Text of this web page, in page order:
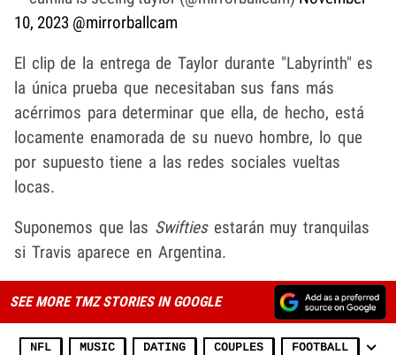
10, 2023 @mirrorballcam
El clip de la entrega de Taylor durante "Labyrinth" es
la única prueba que necesitaban sus fans más
acérrimos para determinar que ella, de hecho, está
locamente enamorada de su nuevo hombre, lo que
por supuesto tiene a las redes sociales vueltas
locas.
Suponemos que las Swiftiesestarán muy tranquilas
si Travis aparece en Argentina.
SEE MORE TMZ STORIES IN GOOGLE
NFL MUSIC DATING COUPLES FOOTBALL